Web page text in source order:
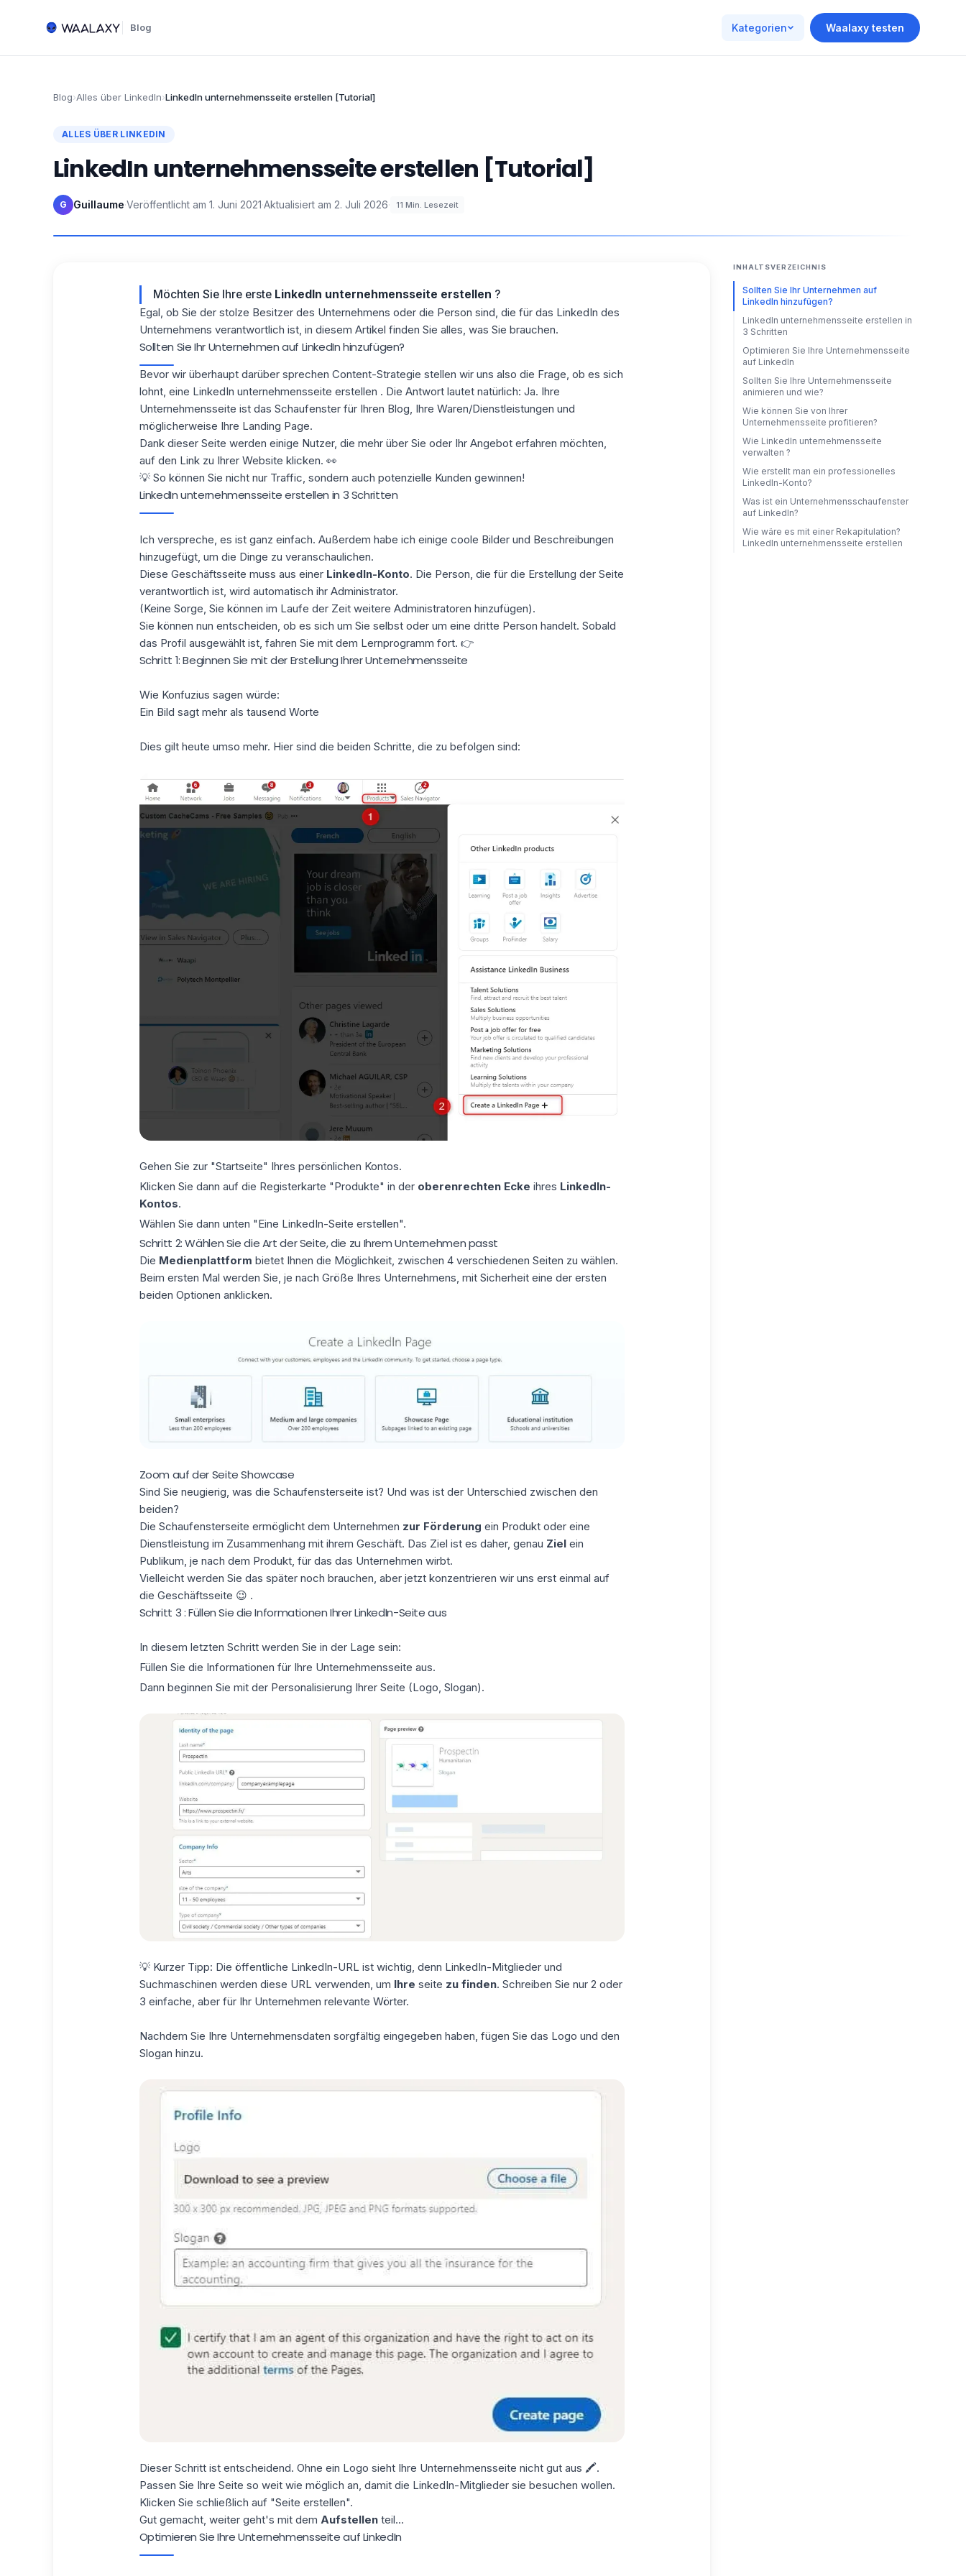
Blog Kategorien Waalaxy testen
Blog›Alles über LinkedIn›LinkedIn unternehmensseite erstellen [Tutorial]
ALLES ÜBER LINKEDIN
LinkedIn unternehmensseite erstellen [Tutorial]
G Guillaume·Veröffentlicht am 1. Juni 2021·Aktualisiert am 2. Juli 2026· 11 Min. Lesezeit
Möchten Sie Ihre erste LinkedIn unternehmensseite erstellen ?
Egal, ob Sie der stolze Besitzer des Unternehmens oder die Person sind, die für das LinkedIn des
Unternehmens verantwortlich ist, in diesem Artikel finden Sie alles, was Sie brauchen.
Sollten Sie Ihr Unternehmen auf LinkedIn hinzufügen?
Bevor wir überhaupt darüber sprechen Content-Strategie stellen wir uns also die Frage, ob es sich
lohnt, eine LinkedIn unternehmensseite erstellen . Die Antwort lautet natürlich: Ja. Ihre
Unternehmensseite ist das Schaufenster für Ihren Blog, Ihre Waren/Dienstleistungen und
möglicherweise Ihre Landing Page.
Dank dieser Seite werden einige Nutzer, die mehr über Sie oder Ihr Angebot erfahren möchten,
auf den Link zu Ihrer Website klicken. 👀
💡 So können Sie nicht nur Traffic, sondern auch potenzielle Kunden gewinnen!
LinkedIn unternehmensseite erstellen in 3 Schritten
Ich verspreche, es ist ganz einfach. Außerdem habe ich einige coole Bilder und Beschreibungen
hinzugefügt, um die Dinge zu veranschaulichen.
Diese Geschäftsseite muss aus einer LinkedIn-Konto. Die Person, die für die Erstellung der Seite
verantwortlich ist, wird automatisch ihr Administrator.
(Keine Sorge, Sie können im Laufe der Zeit weitere Administratoren hinzufügen).
Sie können nun entscheiden, ob es sich um Sie selbst oder um eine dritte Person handelt. Sobald
das Profil ausgewählt ist, fahren Sie mit dem Lernprogramm fort. 👉
Schritt 1: Beginnen Sie mit der Erstellung Ihrer Unternehmensseite
Wie Konfuzius sagen würde:
Ein Bild sagt mehr als tausend Worte
Dies gilt heute umso mehr. Hier sind die beiden Schritte, die zu befolgen sind:
Gehen Sie zur "Startseite" Ihres persönlichen Kontos.
Klicken Sie dann auf die Registerkarte "Produkte" in der oberenrechten Ecke ihres LinkedIn-
Kontos.
Wählen Sie dann unten "Eine LinkedIn-Seite erstellen".
Schritt 2: Wählen Sie die Art der Seite, die zu Ihrem Unternehmen passt
Die Medienplattform bietet Ihnen die Möglichkeit, zwischen 4 verschiedenen Seiten zu wählen.
Beim ersten Mal werden Sie, je nach Größe Ihres Unternehmens, mit Sicherheit eine der ersten
beiden Optionen anklicken.
Zoom auf der Seite Showcase
Sind Sie neugierig, was die Schaufensterseite ist? Und was ist der Unterschied zwischen den
beiden?
Die Schaufensterseite ermöglicht dem Unternehmen zur Förderung ein Produkt oder eine
Dienstleistung im Zusammenhang mit ihrem Geschäft. Das Ziel ist es daher, genau Zielein
Publikum, je nach dem Produkt, für das das Unternehmen wirbt.
Vielleicht werden Sie das später noch brauchen, aber jetzt konzentrieren wir uns erst einmal auf
die Geschäftsseite 😉 .
Schritt 3 : Füllen Sie die Informationen Ihrer LinkedIn-Seite aus
In diesem letzten Schritt werden Sie in der Lage sein:
Füllen Sie die Informationen für Ihre Unternehmensseite aus.
Dann beginnen Sie mit der Personalisierung Ihrer Seite (Logo, Slogan).
💡 Kurzer Tipp: Die öffentliche LinkedIn-URL ist wichtig, denn LinkedIn-Mitglieder und
Suchmaschinen werden diese URL verwenden, um Ihre seite zu finden. Schreiben Sie nur 2 oder
3 einfache, aber für Ihr Unternehmen relevante Wörter.
Nachdem Sie Ihre Unternehmensdaten sorgfältig eingegeben haben, fügen Sie das Logo und den
Slogan hinzu.
Dieser Schritt ist entscheidend. Ohne ein Logo sieht Ihre Unternehmensseite nicht gut aus 🖍.
Passen Sie Ihre Seite so weit wie möglich an, damit die LinkedIn-Mitglieder sie besuchen wollen.
Klicken Sie schließlich auf "Seite erstellen".
Gut gemacht, weiter geht's mit dem Aufstellenteil...
Optimieren Sie Ihre Unternehmensseite auf LinkedIn
INHALTSVERZEICHNIS
Sollten Sie Ihr Unternehmen auf
LinkedIn hinzufügen?
LinkedIn unternehmensseite erstellen in
3 Schritten
Optimieren Sie Ihre Unternehmensseite
auf LinkedIn
Sollten Sie Ihre Unternehmensseite
animieren und wie?
Wie können Sie von Ihrer
Unternehmensseite profitieren?
Wie LinkedIn unternehmensseite
verwalten ?
Wie erstellt man ein professionelles
LinkedIn-Konto?
Was ist ein Unternehmensschaufenster
auf LinkedIn?
Wie wäre es mit einer Rekapitulation?
LinkedIn unternehmensseite erstellen